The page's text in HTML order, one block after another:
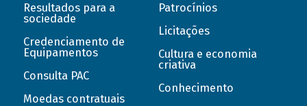
Resultados para a
sociedade
Credenciamento de
Equipamentos
Consulta PAC
Moedas contratuais
Patrocínios
Licitações
Cultura e economia
criativa
Conhecimento